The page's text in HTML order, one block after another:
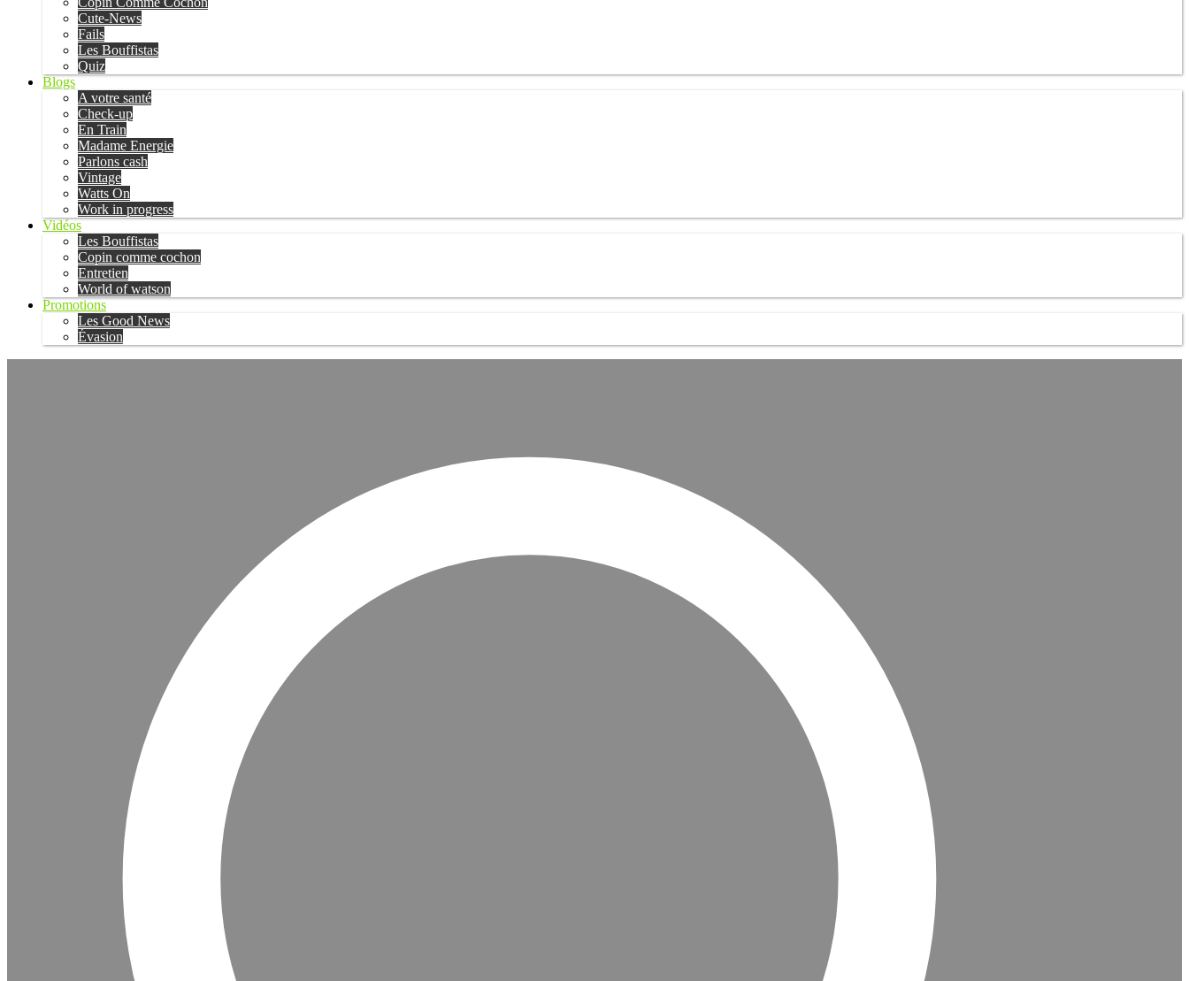
Cute-News
Fails
Les Bouffistas
Quiz
Blogs
A votre santé
Check-up
En Train
Madame Energie
Parlons cash
Vintage
Watts On
Work in progress
Vidéos
Les Bouffistas
Copin comme cochon
Entretien
World of watson
Promotions
Les Good News
Évasion